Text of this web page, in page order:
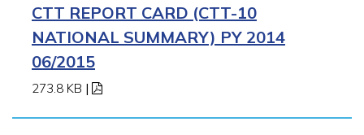
CTT REPORT CARD (CTT-10
NATIONAL SUMMARY) PY 2014
06/2015
273.8 KB |